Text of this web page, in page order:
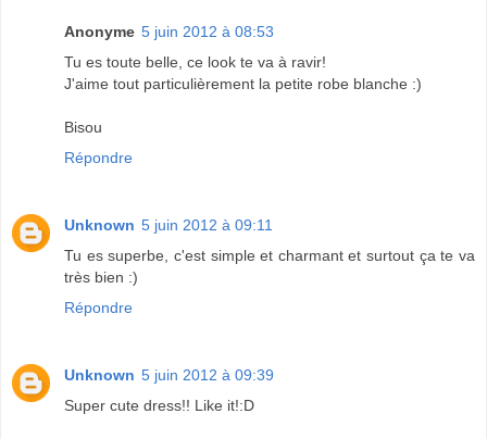
Anonyme 5 juin 2012 à 08:53
Tu es toute belle, ce look te va à ravir!
J'aime tout particulièrement la petite robe blanche :)
Bisou
Répondre
Unknown 5 juin 2012 à 09:11
Tu es superbe, c'est simple et charmant et surtout ça te va
très bien :)
Répondre
Unknown 5 juin 2012 à 09:39
Super cute dress!! Like it!:D